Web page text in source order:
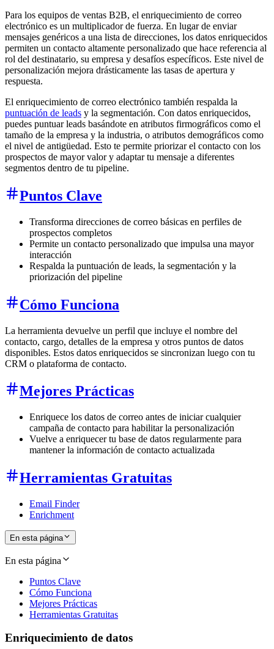
Para los equipos de ventas B2B, el enriquecimiento de correo
electrónico es un multiplicador de fuerza. En lugar de enviar
mensajes genéricos a una lista de direcciones, los datos enriquecidos
permiten un contacto altamente personalizado que hace referencia al
rol del destinatario, su empresa y desafíos específicos. Este nivel de
personalización mejora drásticamente las tasas de apertura y
respuesta.
El enriquecimiento de correo electrónico también respalda la
puntuación de leads y la segmentación. Con datos enriquecidos,
puedes puntuar leads basándote en atributos firmográficos como el
tamaño de la empresa y la industria, o atributos demográficos como
el nivel de antigüedad. Esto te permite priorizar el contacto con los
prospectos de mayor valor y adaptar tu mensaje a diferentes
segmentos dentro de tu pipeline.
Puntos Clave
Transforma direcciones de correo básicas en perfiles de
prospectos completos
Permite un contacto personalizado que impulsa una mayor
interacción
Respalda la puntuación de leads, la segmentación y la
priorización del pipeline
Cómo Funciona
La herramienta devuelve un perfil que incluye el nombre del
contacto, cargo, detalles de la empresa y otros puntos de datos
disponibles. Estos datos enriquecidos se sincronizan luego con tu
CRM o plataforma de contacto.
Mejores Prácticas
Enriquece los datos de correo antes de iniciar cualquier
campaña de contacto para habilitar la personalización
Vuelve a enriquecer tu base de datos regularmente para
mantener la información de contacto actualizada
Herramientas Gratuitas
Email Finder
Enrichment
En esta página
En esta página
Puntos Clave
Cómo Funciona
Mejores Prácticas
Herramientas Gratuitas
Enriquecimiento de datos